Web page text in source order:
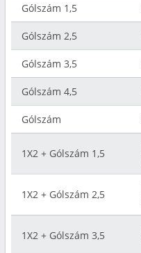
Gólszám 1,5
Gólszám 2,5
Gólszám 3,5
Gólszám 4,5
Gólszám
1X2 + Gólszám 1,5
1X2 + Gólszám 2,5
1X2 + Gólszám 3,5